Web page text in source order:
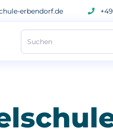
erbendorf.de
Suchen